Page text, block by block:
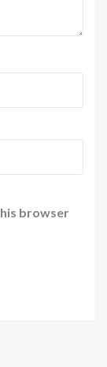
browser